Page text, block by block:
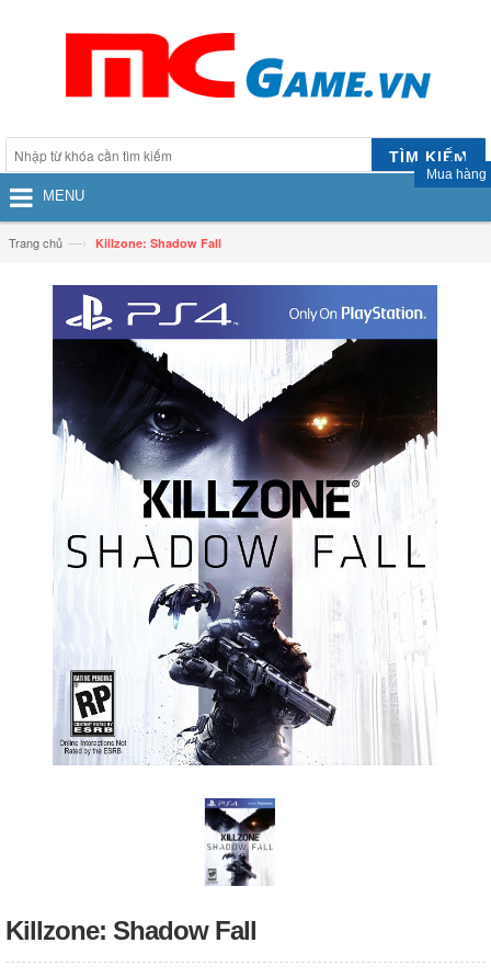
TÌM KIẾM
Mua hàng
MENU
Trang chủ —› Killzone: Shadow Fall
Killzone: Shadow Fall